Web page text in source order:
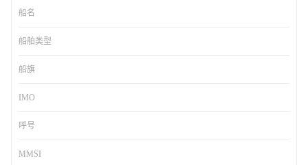
船名
船舶类型
船旗
IMO
呼号
MMSI